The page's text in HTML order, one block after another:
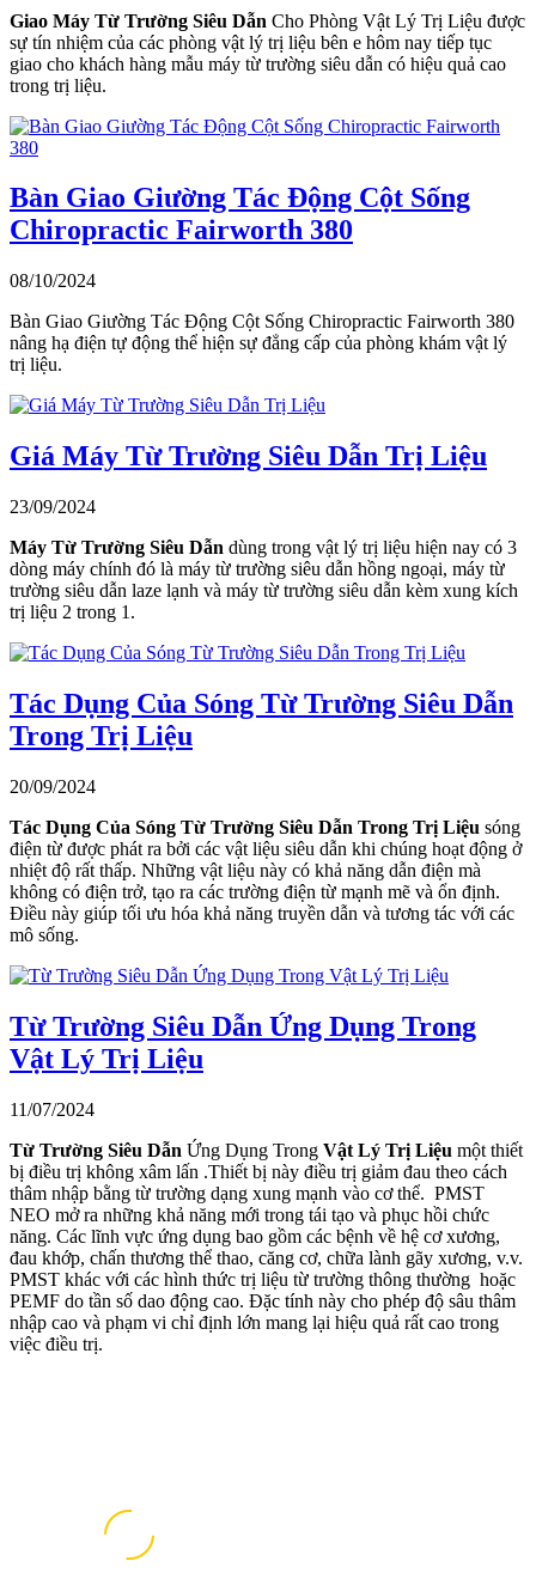
Giao Máy Từ Trường Siêu Dẫn Cho Phòng Vật Lý Trị Liệu được
sự tín nhiệm của các phòng vật lý trị liệu bên e hôm nay tiếp tục
giao cho khách hàng mẫu máy từ trường siêu dẫn có hiệu quả cao
trong trị liệu.
Bàn Giao Giường Tác Động Cột Sống
Chiropractic Fairworth 380
08/10/2024
Bàn Giao Giường Tác Động Cột Sống Chiropractic Fairworth 380
nâng hạ điện tự động thể hiện sự đẳng cấp của phòng khám vật lý
trị liệu.
Giá Máy Từ Trường Siêu Dẫn Trị Liệu
23/09/2024
Máy Từ Trường Siêu Dẫn dùng trong vật lý trị liệu hiện nay có 3
dòng máy chính đó là máy từ trường siêu dẫn hồng ngoại, máy từ
trường siêu dẫn laze lạnh và máy từ trường siêu dẫn kèm xung kích
trị liệu 2 trong 1.
Tác Dụng Của Sóng Từ Trường Siêu Dẫn
Trong Trị Liệu
20/09/2024
Tác Dụng Của Sóng Từ Trường Siêu Dẫn Trong Trị Liệu sóng
điện từ được phát ra bởi các vật liệu siêu dẫn khi chúng hoạt động ở
nhiệt độ rất thấp. Những vật liệu này có khả năng dẫn điện mà
không có điện trở, tạo ra các trường điện từ mạnh mẽ và ổn định.
Điều này giúp tối ưu hóa khả năng truyền dẫn và tương tác với các
mô sống.
Từ Trường Siêu Dẫn Ứng Dụng Trong
Vật Lý Trị Liệu
11/07/2024
Từ Trường Siêu Dẫn Ứng Dụng Trong Vật Lý Trị Liệu một thiết
bị điều trị không xâm lấn .Thiết bị này điều trị giảm đau theo cách
thâm nhập bằng từ trường dạng xung mạnh vào cơ thể. PMST
NEO mở ra những khả năng mới trong tái tạo và phục hồi chức
năng. Các lĩnh vực ứng dụng bao gồm các bệnh về hệ cơ xương,
đau khớp, chấn thương thể thao, căng cơ, chữa lành gãy xương, v.v.
PMST khác với các hình thức trị liệu từ trường thông thường hoặc
PEMF do tần số dao động cao. Đặc tính này cho phép độ sâu thâm
nhập cao và phạm vi chỉ định lớn mang lại hiệu quả rất cao trong
việc điều trị.